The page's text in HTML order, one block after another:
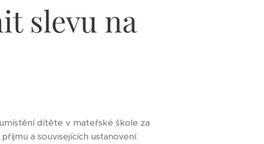
slevu na
dítěte v mateřské škole za
a souvisejících ustanovení.